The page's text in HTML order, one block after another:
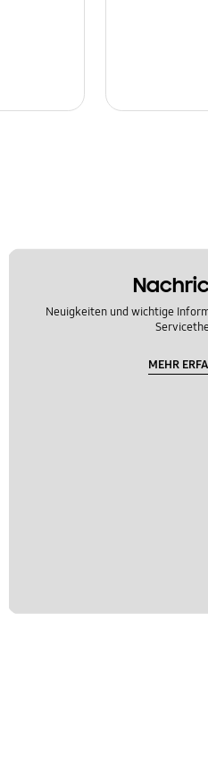
Neuigkeiten und wichtige
MEHR